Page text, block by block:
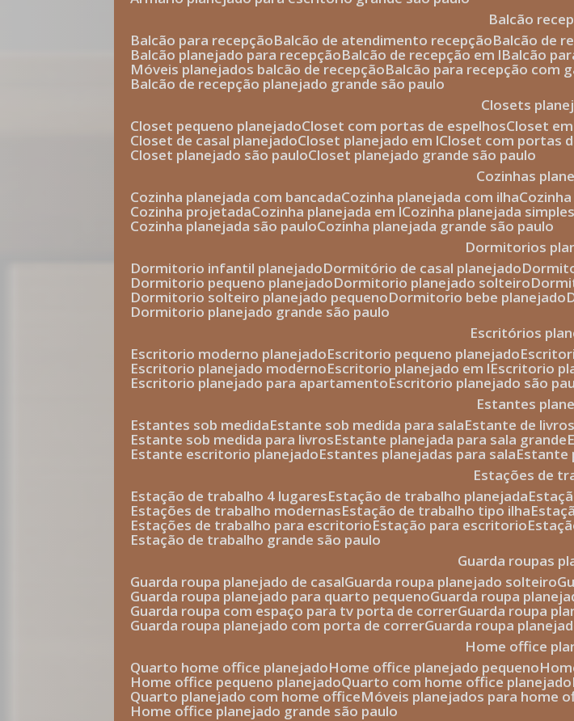
balcão
balcão para recepção
balcão de atendimento recepção balcão de
balcão planejado para recepção balcão de recepção em l balcão
móveis planejados balcão de recepção balcão para recepção com
balcão de recepção planejado grande são paulo
closets
closet pequeno planejado closet com portas de espelhos closet
closet de casal planejado closet planejado em l closet com portas
closet planejado são paulo closet planejado grande são paulo
cozinhas
cozinha planejada com bancada cozinha planejada com ilha
cozinha projetada cozinha planejada em l cozinha planejada simples
cozinha planejada são paulo cozinha planejada grande são paulo
dormitorios
dormitorio infantil planejado
dormitório de casal planejado
dormitorio pequeno planejado dormitorio planejado solteiro
dormitorio solteiro planejado pequeno dormitorio bebe planejado
dormitorio planejado grande são paulo
escritórios
escritorio moderno planejado escritorio pequeno planejado
escritorio planejado moderno escritorio planejado em l escritorio
escritorio planejado para apartamento escritorio planejado são
estantes
estantes sob medida estante sob medida para sala estante de
estante sob medida para livros estante planejada para sala grande
estante escritorio planejado estantes planejadas para sala
estações de
estação de trabalho 4 lugares estação de trabalho planejada
estações de trabalho modernas estação de trabalho tipo ilha
estações de trabalho para escritorio estação para escritorio
estação de trabalho grande são paulo
guarda roupas
guarda roupa planejado de casal
guarda roupa planejado solteiro
guarda roupa planejado para quarto pequeno guarda roupa
guarda roupa com espaço para tv porta de correr guarda roupa
guarda roupa planejado com porta de correr guarda roupa
home office
quarto home office planejado
home office planejado pequeno
home office pequeno planejado quarto com home office planejado
quarto planejado com home office móveis planejados para home
home office planejado grande são paulo